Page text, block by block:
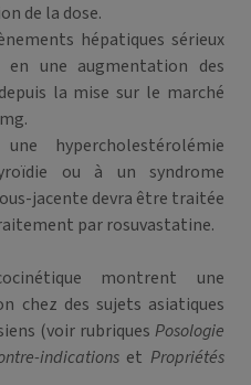
de la dose.
hépatiques sérieux
en une augmentation des
la mise sur le marché
hypercholestérolémie
ou à un syndrome
jacente devra être traitée
par rosuvastatine.
montrent une
chez des sujets asiatiques
(voir rubriques Posologie
indicationsetPropriétés